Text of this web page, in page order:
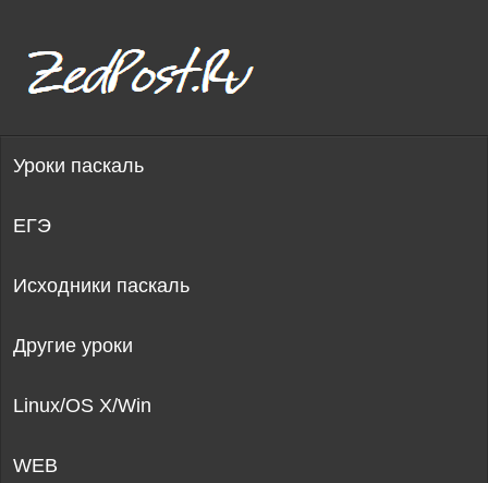
Уроки паскаль
ЕГЭ
Исходники паскаль
Другие уроки
Linux/OS X/Win
WEB